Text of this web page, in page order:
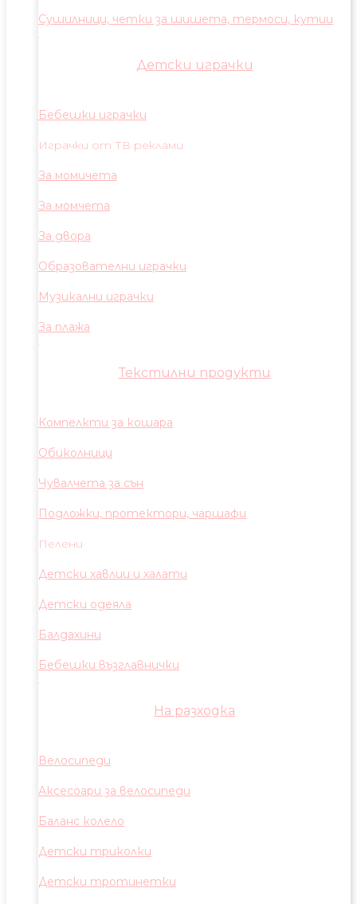
Сушилници, четки за шишета, термоси, кутии
Детски играчки
Бебешки играчки
Играчки от ТВ реклами
За момичета
За момчета
За двора
Образователни играчки
Музикални играчки
За плажа
Текстилни продукти
Компелкти за кошара
Обиколници
Чувалчета за сън
Подложки, протектори, чаршафи
Пелени
Детски хавлии и халати
Детски одеяла
Балдахини
Бебешки възглавнички
На разходка
Велосипеди
Аксесоари за велосипеди
Баланс колело
Детски триколки
Детски тротинетки